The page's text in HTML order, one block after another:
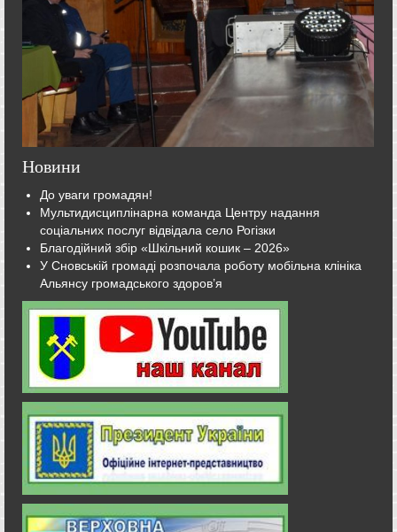
Новини
До уваги громадян!
Мультидисциплінарна команда Центру надання
соціальних послуг відвідала село Рогізки
Благодійний збір «Шкільний кошик – 2026»
У Сновській громаді розпочала роботу мобільна клініка
Альянсу громадського здоров’я